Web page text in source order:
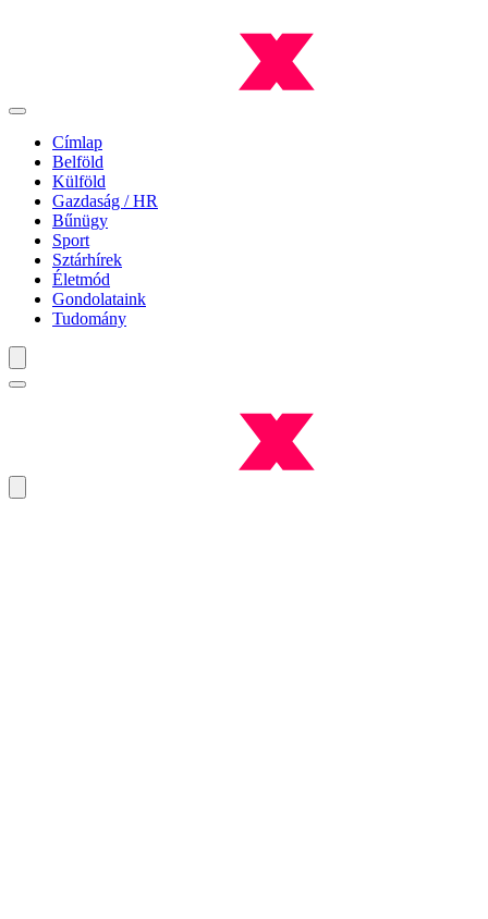
Címlap
Belföld
Külföld
Gazdaság / HR
Bűnügy
Sport
Sztárhírek
Életmód
Gondolataink
Tudomány